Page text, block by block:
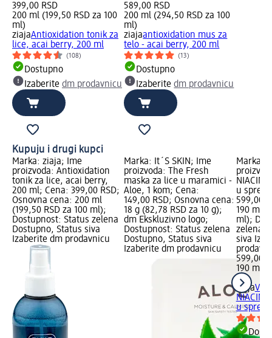
399,00 RSD
200 ml (199,50 RSD za 100
ml)
ziajaAntioxidation tonik za
lice, acai berry, 200 ml
(108)
Dostupno
Izaberite dm prodavnicu
589,00 RSD
200 ml (294,50 RSD za 100
ml)
ziajaantioxidation mus za
telo - acai berry, 200 ml
(13)
Dostupno
Izaberitedm prodavnicu
Kupuju i drugi kupci
Marka: ziaja; Ime
proizvoda: Antioxidation
tonik za lice, acai berry,
200 ml; Cena: 399,00 RSD;
Osnovna cena: 200 ml
(199,50 RSD za 100 ml);
Dostupnost: Status zelena
Dostupno, Status siva
Izaberite dm prodavnicu
Marka: It´S SKIN; Ime
proizvoda: The Fresh
maska za lice u maramici -
Aloe, 1 kom; Cena:
149,00 RSD; Osnovna cena:
18 g (82,78 RSD za 10 g);
dm Ekskluzivno logo;
Dostupnost: Status zelena
Dostupno, Status siva
Izaberite dm prodavnicu
Marka:
u
599,00
190 ml
ml);
zelena
siva
599,00
190 ml
ml)
ziaja
u